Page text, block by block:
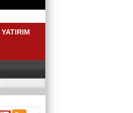
YATIRIM